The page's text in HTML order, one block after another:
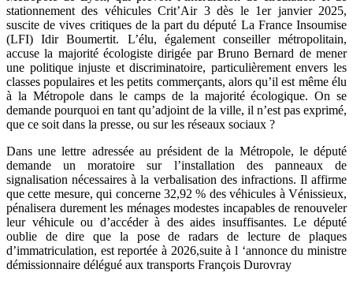
stationnement des véhicules Crit’Air 3 dès le 1er janvier 2025,
suscite de vives critiques de la part du député La France Insoumise
(LFI) Idir Boumertit. L’élu, également conseiller métropolitain,
accuse la majorité écologiste dirigée par Bruno Bernard de mener
une politique injuste et discriminatoire, particulièrement envers les
classes populaires et les petits commerçants, alors qu’il est même élu
à la Métropole dans le camps de la majorité écologique. On se
demande pourquoi en tant qu’adjoint de la ville, il n’est pas exprimé,
que ce soit dans la presse, ou sur les réseaux sociaux ?
Dans une lettre adressée au président de la Métropole, le député
demande un moratoire sur l’installation des panneaux de
signalisation nécessaires à la verbalisation des infractions. Il affirme
que cette mesure, qui concerne 32,92 % des véhicules à Vénissieux,
pénalisera durement les ménages modestes incapables de renouveler
leur véhicule ou d’accéder à des aides insuffisantes. Le député
oublie de dire que la pose de radars de lecture de plaques
d’immatriculation, est reportée à 2026,suite à l ‘annonce du ministre
démissionnaire délégué aux transports François Durovray